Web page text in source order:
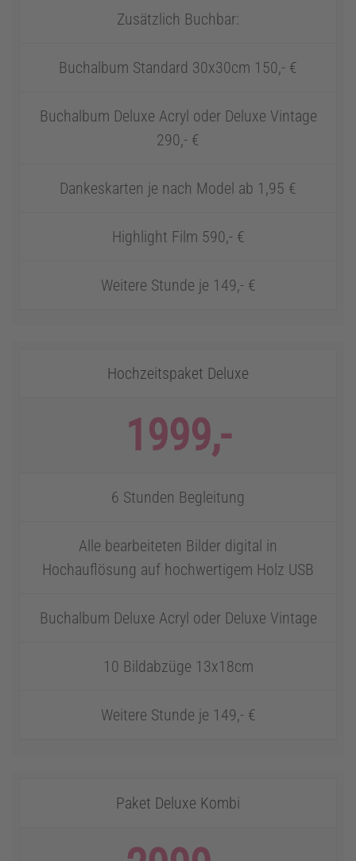
Zusätzlich Buchbar:
Buchalbum Standard 30x30cm 150,- €
Buchalbum Deluxe Acryl oder Deluxe Vintage
290,- €
Dankeskarten je nach Model ab 1,95 €
Highlight Film 590,- €
Weitere Stunde je 149,- €
Hochzeitspaket Deluxe
1999,-
6 Stunden Begleitung
Alle bearbeiteten Bilder digital in
Hochauflösung auf hochwertigem Holz USB
Buchalbum Deluxe Acryl oder Deluxe Vintage
10 Bildabzüge 13x18cm
Weitere Stunde je 149,- €
Paket Deluxe Kombi